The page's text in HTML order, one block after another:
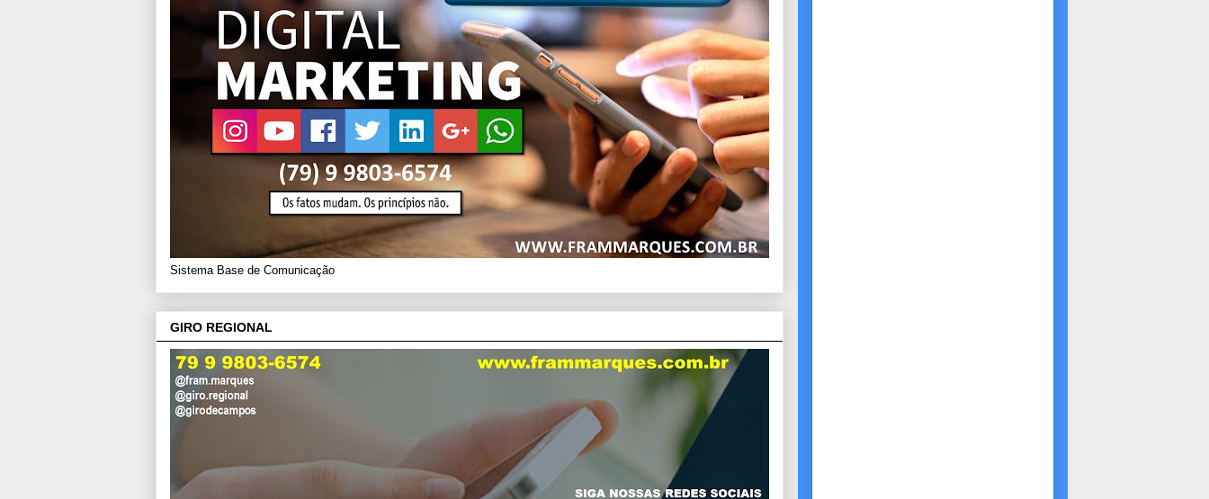
Sistema Base de Comunicação
GIRO REGIONAL